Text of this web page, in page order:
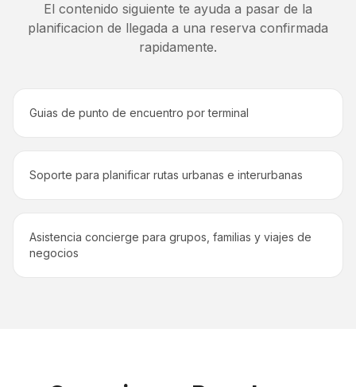
El contenido siguiente te ayuda a pasar de la
planificacion de llegada a una reserva confirmada
rapidamente.
Guias de punto de encuentro por terminal
Soporte para planificar rutas urbanas e interurbanas
Asistencia concierge para grupos, familias y viajes de
negocios